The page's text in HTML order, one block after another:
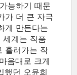
능하기 때문
가 더 큰 자극
게 만든다는
계는 작품
흘러가는 작
음대로 크게
했던 오윤희